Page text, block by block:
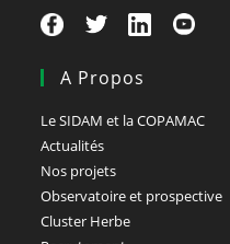
A Propos
Le SIDAM et la COPAMAC
Actualités
Nos projets
Observatoire et prospective
Cluster Herbe